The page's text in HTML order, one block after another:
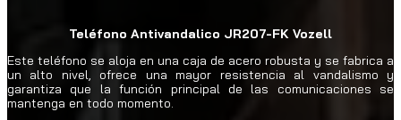
Teléfono Antivandalico JR207-FK Vozell
Este teléfono se aloja en una caja de acero robusta y se fabrica a
un alto nivel, ofrece una mayor resistencia al vandalismo y
garantiza que la función principal de las comunicaciones se
mantenga en todo momento.